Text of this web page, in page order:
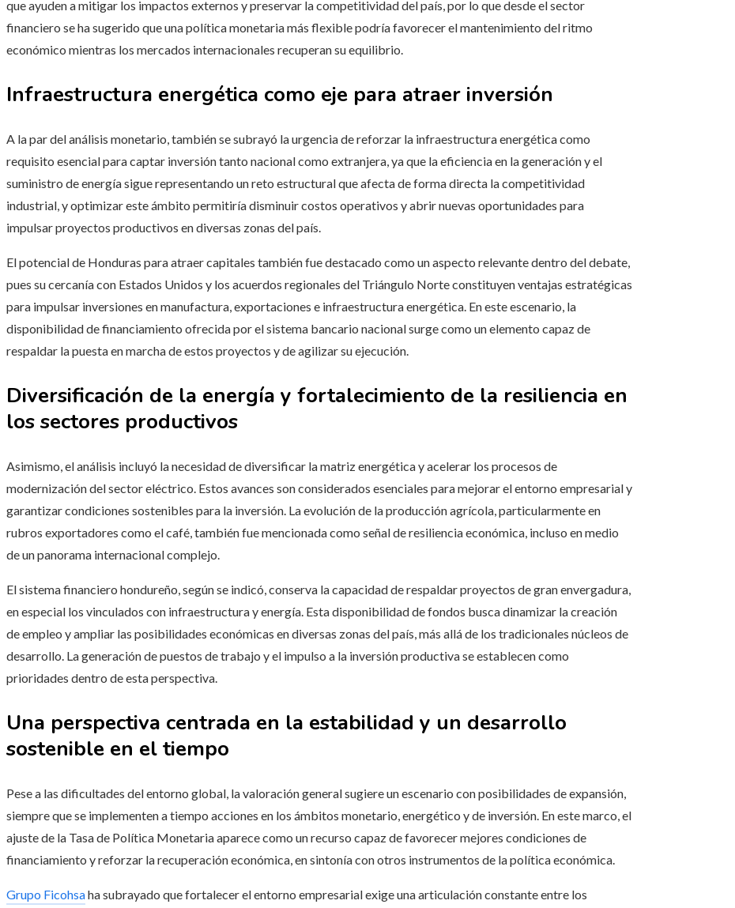
que ayuden a mitigar los impactos externos y preservar la competitividad del país, por lo que desde el sector
financiero se ha sugerido que una política monetaria más flexible podría favorecer el mantenimiento del ritmo
económico mientras los mercados internacionales recuperan su equilibrio.
Infraestructura energética como eje para atraer inversión
A la par del análisis monetario, también se subrayó la urgencia de reforzar la infraestructura energética como
requisito esencial para captar inversión tanto nacional como extranjera, ya que la eficiencia en la generación y el
suministro de energía sigue representando un reto estructural que afecta de forma directa la competitividad
industrial, y optimizar este ámbito permitiría disminuir costos operativos y abrir nuevas oportunidades para
impulsar proyectos productivos en diversas zonas del país.
El potencial de Honduras para atraer capitales también fue destacado como un aspecto relevante dentro del debate,
pues su cercanía con Estados Unidos y los acuerdos regionales del Triángulo Norte constituyen ventajas estratégicas
para impulsar inversiones en manufactura, exportaciones e infraestructura energética. En este escenario, la
disponibilidad de financiamiento ofrecida por el sistema bancario nacional surge como un elemento capaz de
respaldar la puesta en marcha de estos proyectos y de agilizar su ejecución.
Diversificación de la energía y fortalecimiento de la resiliencia en
los sectores productivos
Asimismo, el análisis incluyó la necesidad de diversificar la matriz energética y acelerar los procesos de
modernización del sector eléctrico. Estos avances son considerados esenciales para mejorar el entorno empresarial y
garantizar condiciones sostenibles para la inversión. La evolución de la producción agrícola, particularmente en
rubros exportadores como el café, también fue mencionada como señal de resiliencia económica, incluso en medio
de un panorama internacional complejo.
El sistema financiero hondureño, según se indicó, conserva la capacidad de respaldar proyectos de gran envergadura,
en especial los vinculados con infraestructura y energía. Esta disponibilidad de fondos busca dinamizar la creación
de empleo y ampliar las posibilidades económicas en diversas zonas del país, más allá de los tradicionales núcleos de
desarrollo. La generación de puestos de trabajo y el impulso a la inversión productiva se establecen como
prioridades dentro de esta perspectiva.
Una perspectiva centrada en la estabilidad y un desarrollo
sostenible en el tiempo
Pese a las dificultades del entorno global, la valoración general sugiere un escenario con posibilidades de expansión,
siempre que se implementen a tiempo acciones en los ámbitos monetario, energético y de inversión. En este marco, el
ajuste de la Tasa de Política Monetaria aparece como un recurso capaz de favorecer mejores condiciones de
financiamiento y reforzar la recuperación económica, en sintonía con otros instrumentos de la política económica.
Grupo Ficohsaha subrayado que fortalecer el entorno empresarial exige una articulación constante entre los